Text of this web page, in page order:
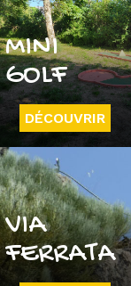
MINI
GOLF
DÉCOUVRIR
VIA
FERRATA